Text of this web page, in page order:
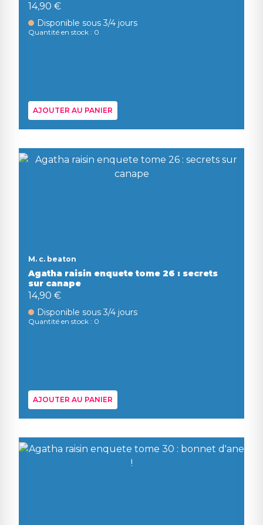
14,90 €
Disponible sous 3/4 jours
Quantité en stock : 0
AJOUTER AU PANIER
M. c. beaton
Agatha raisin enquete tome 26 : secrets
sur canape
14,90 €
Disponible sous 3/4 jours
Quantité en stock : 0
AJOUTER AU PANIER